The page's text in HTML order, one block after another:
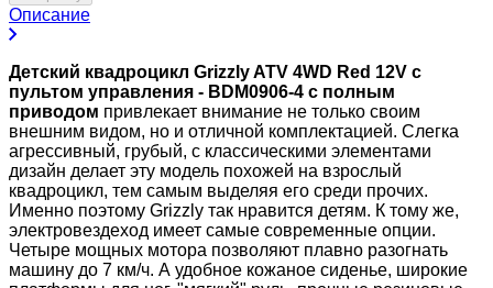
Описание
Детский квадроцикл Grizzly ATV 4WD Red 12V с
пультом управления - BDM0906-4 с полным
приводом привлекает внимание не только своим
внешним видом, но и отличной комплектацией. Слегка
агрессивный, грубый, с классическими элементами
дизайн делает эту модель похожей на взрослый
квадроцикл, тем самым выделяя его среди прочих.
Именно поэтому Grizzly так нравится детям. К тому же,
электровездеход имеет самые современные опции.
Четыре мощных мотора позволяют плавно разогнать
машину до 7 км/ч. А удобное кожаное сиденье, широкие